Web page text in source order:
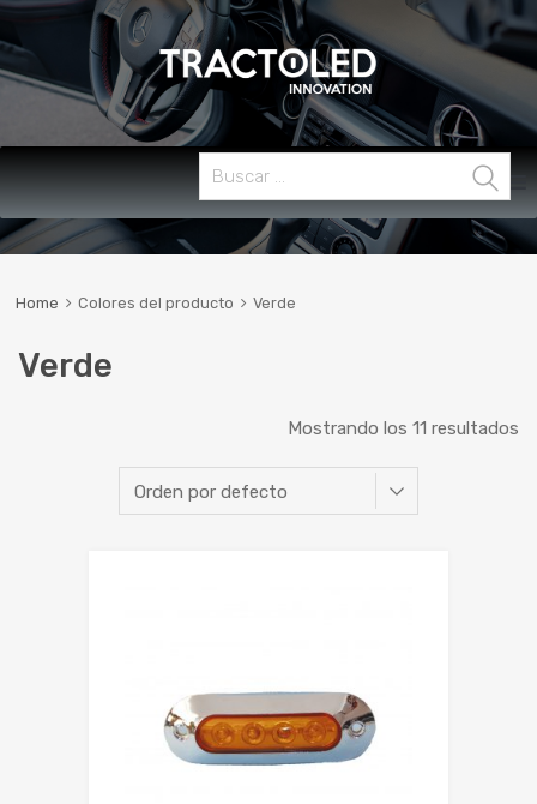
content
MENU
Buscar:
Home Colores del producto Verde
Verde
Mostrando los 11 resultados